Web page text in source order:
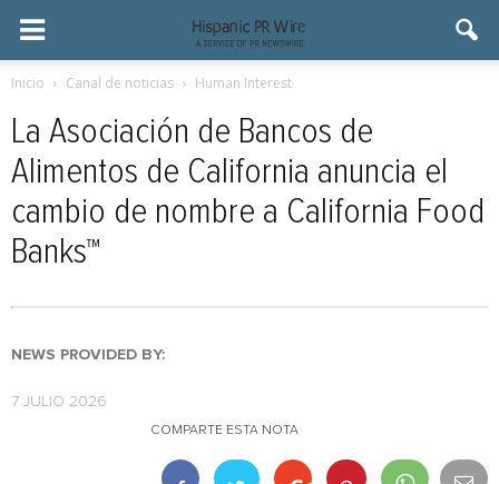
Inicio Canal de noticias Human Interest
La Asociación de Bancos de
Alimentos de California anuncia el
cambio de nombre a California Food
Banks™
NEWS PROVIDED BY:
7 JULIO 2026
COMPARTE ESTA NOTA